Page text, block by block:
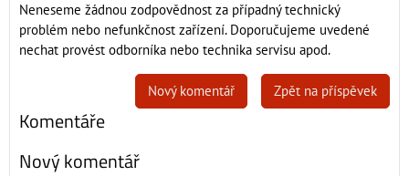
Neneseme žádnou zodpovědnost za případný technický
problém nebo nefunkčnost zařízení. Doporučujeme uvedené
nechat provést odborníka nebo technika servisu apod.
Zpět na příspěvek
Nový komentář
Komentáře
Nový komentář